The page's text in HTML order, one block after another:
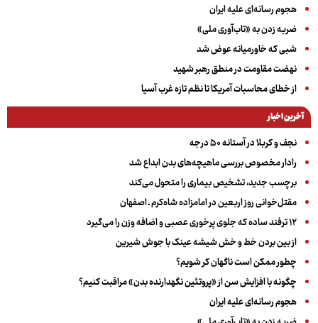
هجوم رسانه‌ای علیه ایران
ضربه زدن به «تاب‌آوری ملی»
شبی که خاورمیانه عوض شد
نهضت مقاومت در منطق رهبر شهید
از خطای محاسبات آمریکا تا نظم تازه غرب آسیا
آخرین اخبار
نجف و کربلا در آستانه ۵۰ درجه
رادار مخصوص بررسی ماهیچه‌های بدن ابداع شد
برچسب جدید، تشخیص بیماری را متحول می‌کند
مقتل‌خوانی روز اربعین در امامزاده شاه‌کرم ـ اصفهان
۱۲ ترفند ساده که جلوی پرخوری عصبی و اضافه ‌وزن را می‌گیرد
از بین بردن خط و خش شیشه عینک با جوش شیرین
چطور ممکن است ناگهان کر شویم؟
چگونه با افزایش سن از «پروتئین نگهدارنده بدن» مراقبت کنیم؟
هجوم رسانه‌ای علیه ایران